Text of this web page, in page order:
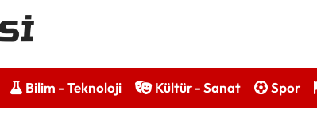
Bilim - Teknoloji Kültür - Sanat Spor